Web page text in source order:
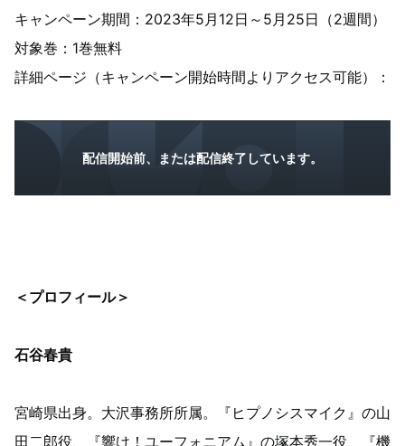
キャンペーン期間：2023年5月12日～5月25日（2週間）
対象巻：1巻無料
詳細ページ （キャンペーン開始時間よりアクセス可能） ：
配信開始前、または配信終了しています。
＜プロフィール＞
石谷春貴
宮崎県出身。大沢事務所所属。『ヒプノシスマイク』の山
田二郎役、『響け！ユーフォニアム』の塚本秀一役、『機